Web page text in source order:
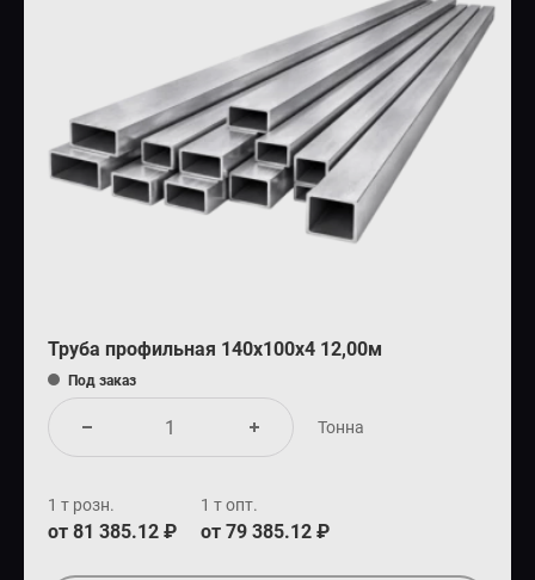
Труба профильная 140х100х4 12,00м
Под заказ
Тонна
1 т розн.
от 81 385.12 ₽
1 т опт.
от 79 385.12 ₽